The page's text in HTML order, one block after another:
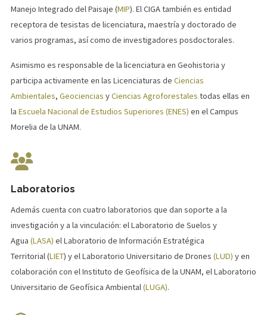
Manejo Integrado del Paisaje (MIP). El CIGA también es entidad
receptora de tesistas de licenciatura, maestría y doctorado de
varios programas, así como de investigadores posdoctorales.
Asimismo es responsable de la licenciatura en Geohistoria y
participa activamente en las Licenciaturas de Ciencias
Ambientales, Geociencias yCiencias Agroforestales todas ellas en
la Escuela Nacional de Estudios Superiores (ENES) en el Campus
Morelia de la UNAM.
Laboratorios
Además cuenta con cuatro laboratorios que dan soporte a la
investigación y a la vinculación: el Laboratorio de Suelos y
Agua (LASA) el Laboratorio de Información Estratégica
Territorial (LIET) y el Laboratorio Universitario de Drones (LUD) y en
colaboración con el Instituto de Geofísica de la UNAM, el Laboratorio
Universitario de Geofísica Ambiental(LUGA).